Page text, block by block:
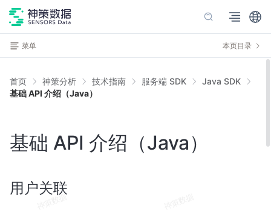
菜单 本页目录
首页 神策分析 技术指南 服务端 SDK
Java SDK
基础 API 介绍（Java）
基础 API 介绍（Java）
用户关联